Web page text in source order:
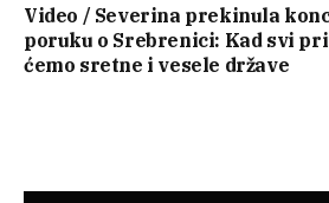
Video / Severina prekinula
poruku o Srebrenici: Kad svi
ćemo sretne i vesele države